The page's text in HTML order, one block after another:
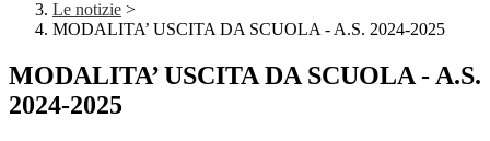
Le notizie >
MODALITA’ USCITA DA SCUOLA - A.S. 2024-2025
MODALITA’ USCITA DA SCUOLA - A.S.
2024-2025